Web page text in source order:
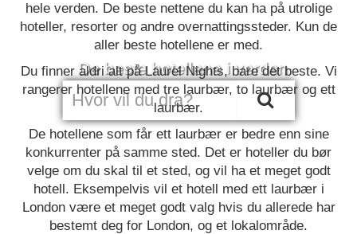
De beste hotellene i verden
hele verden. De beste nettene du kan ha på utrolige
hoteller, resorter og andre overnattingssteder. Kun de
aller beste hotellene er med.
Du finner aldri alt på Laurel Nights, bare det beste. Vi
rangerer hotellene med tre laurbær, to laurbær og ett
laurbær.
De hotellene som får ett laurbær er bedre enn sine
konkurrenter på samme sted. Det er hoteller du bør
velge om du skal til et sted, og vil ha et meget godt
hotell. Eksempelvis vil et hotell med ett laurbær i
London være et meget godt valg hvis du allerede har
bestemt deg for London, og et lokalområde.